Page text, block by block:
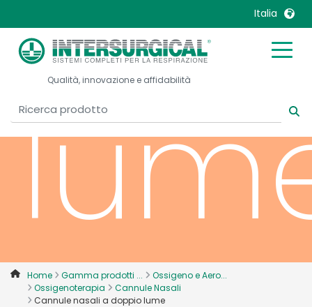
Italia
United Kingdom
United States
Belgique, Français
Canada, English
Canada, Français
Denmark
Deutschland
Malaysia
Mexico
Nederlands
Qualità, innovazione e affidabilità
Home Gamma prodotti ...
Ossigeno e Aero...
Ossigenoterapia
Cannule Nasali
Cannule nasali a doppio lume